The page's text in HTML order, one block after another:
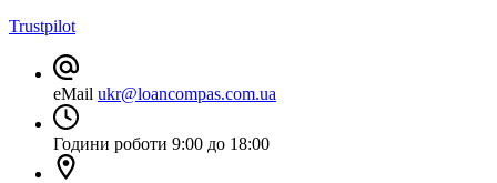
Trustpilot
eMail ukr@loancompas.com.ua
Години роботи 9:00 до 18:00